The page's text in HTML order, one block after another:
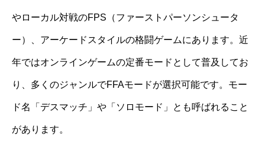
やローカル対戦のFPS（ファーストパーソンシュータ
ー）、アーケードスタイルの格闘ゲームにあります。近
年ではオンラインゲームの定番モードとして普及してお
り、多くのジャンルでFFAモードが選択可能です。モー
ド名「デスマッチ」や「ソロモード」とも呼ばれること
があります。